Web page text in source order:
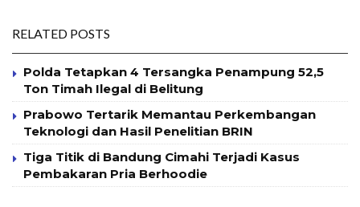
RELATED POSTS
Polda Tetapkan 4 Tersangka Penampung 52,5
Ton Timah Ilegal di Belitung
Prabowo Tertarik Memantau Perkembangan
Teknologi dan Hasil Penelitian BRIN
Tiga Titik di Bandung Cimahi Terjadi Kasus
Pembakaran Pria Berhoodie